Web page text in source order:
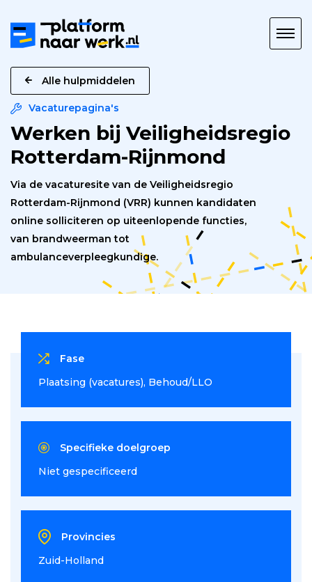
naar
Werk
Alle hulpmiddelen
Vacaturepagina's
Werken bij Veiligheidsregio
Rotterdam-Rijnmond
Via de vacaturesite van de Veiligheidsregio
Rotterdam-Rijnmond (VRR) kunnen kandidaten
online solliciteren op uiteenlopende functies,
van brandweerman tot
ambulanceverpleegkundige.
Fase
Plaatsing (vacatures) Behoud/LLO
Specifieke doelgroep
Niet gespecificeerd
Provincies
Zuid-Holland